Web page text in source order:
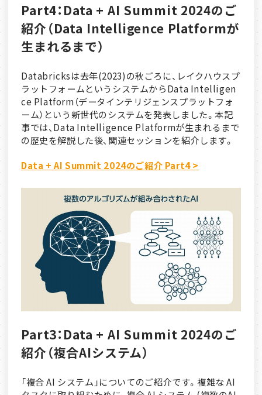
Part4：Data + AI Summit 2024のご
紹介（Data Intelligence Platformが
生まれるまで）
Databricksは去年(2023)の秋ごろに、レイクハウスプ
ラットフォームというシステムからData Intelligen
ce Platform（データインテリジェンスプラットフォ
ーム）という新世代のシステムを発表しました。本記
事では、Data Intelligence Platformが生まれるまで
の歴史を解説した後、関連セッションを紹介します。
Data + AI Summit 2024のご紹介 Part4 >
Part3：Data + AI Summit 2024のご
紹介（複合AIシステム）
「複合 AI システム」についてのご紹介です。複雑な AI